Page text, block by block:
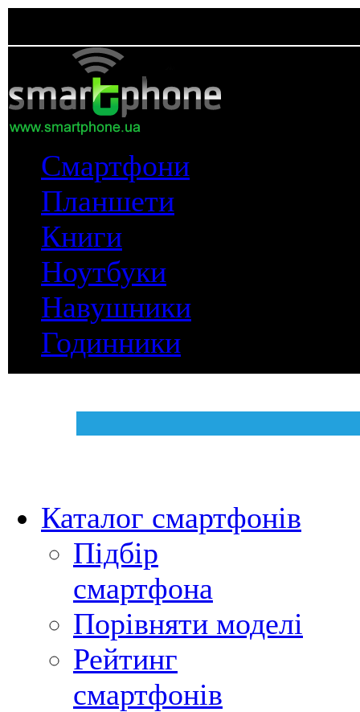
Смартфони
Планшети
Книги
Ноутбуки
Навушники
Годинники
Каталог смартфонів
Підбір
смартфона
Порівняти моделі
Рейтинг
смартфонів